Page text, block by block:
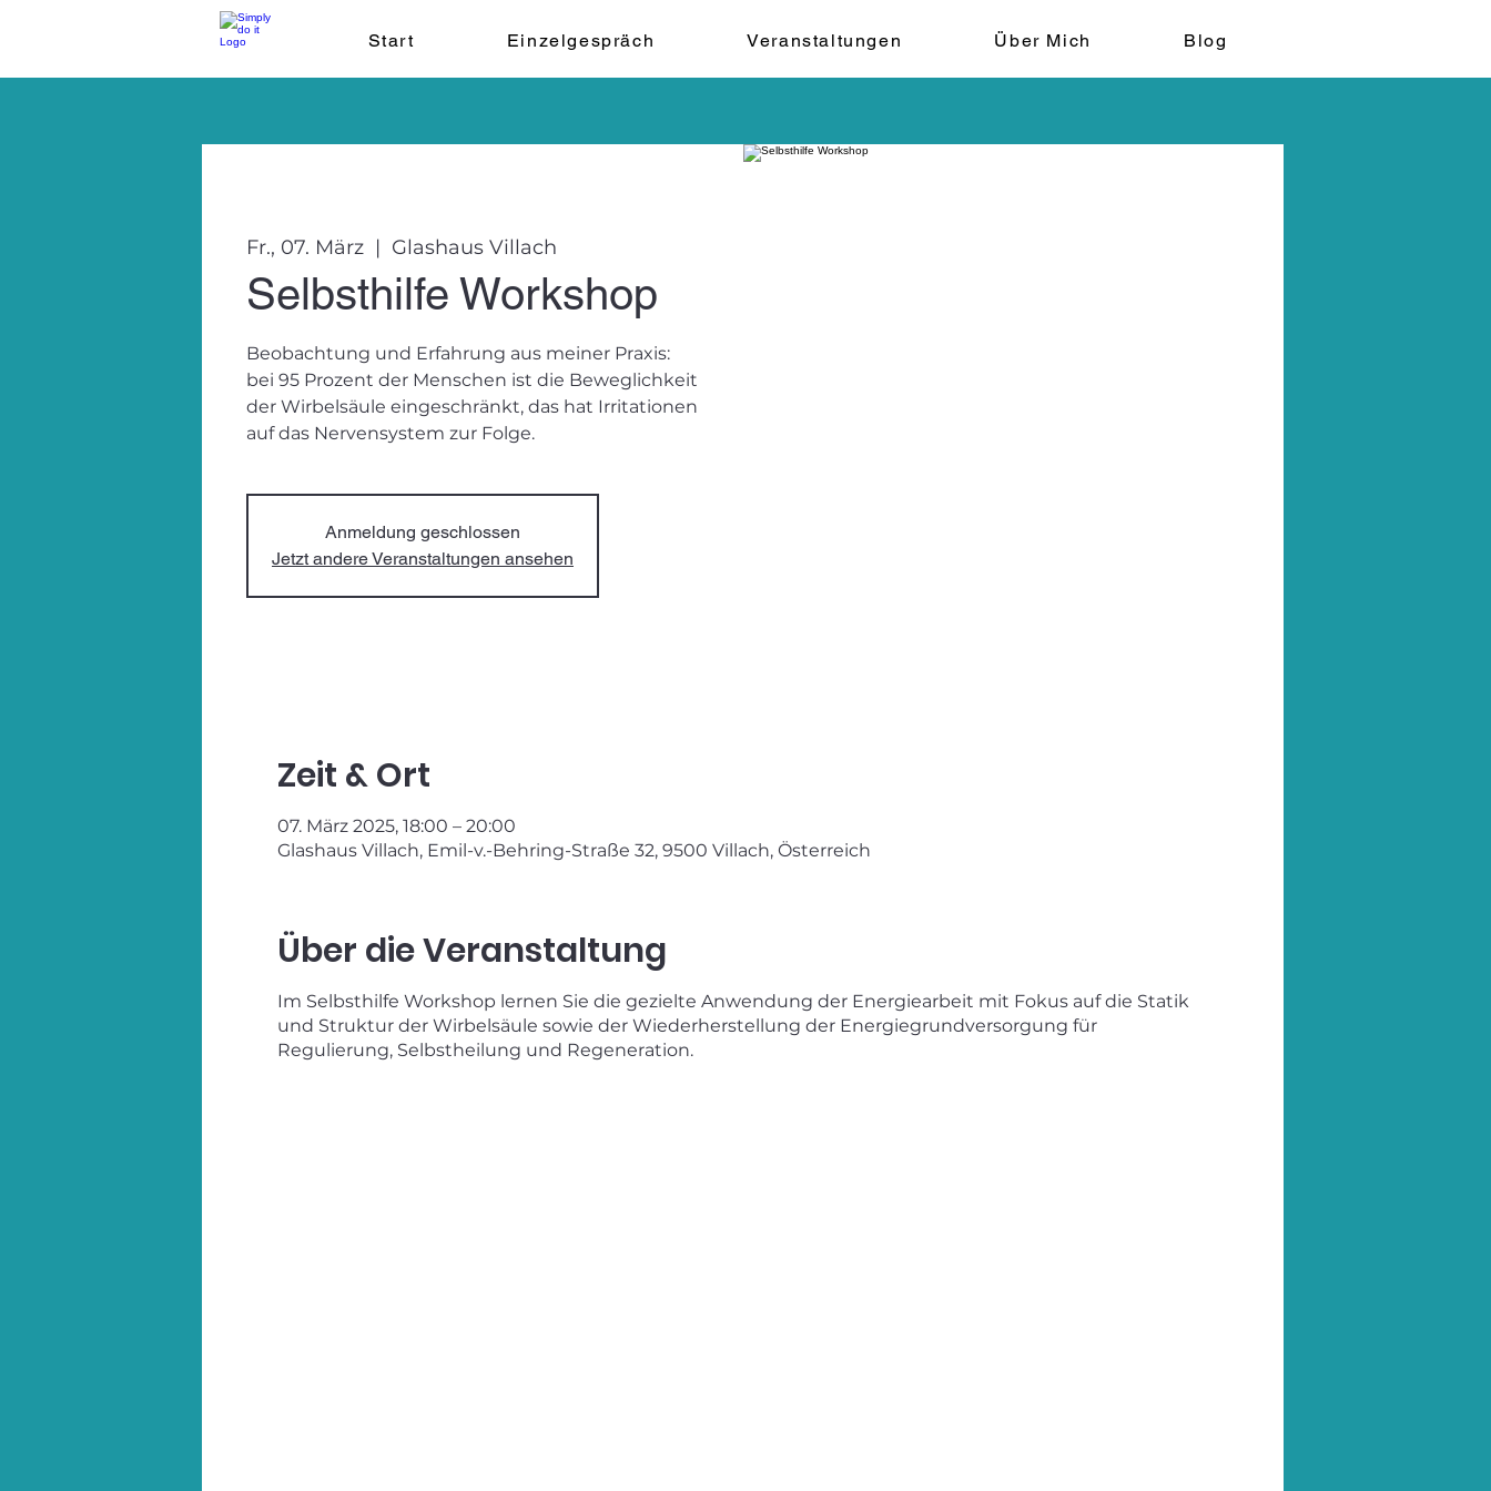
Start Einzelgespräch Veranstaltungen Über Mich Blog
Fr., 07. März
  |
Glashaus Villach
Selbsthilfe Workshop
Beobachtung und Erfahrung aus meiner Praxis:
bei 95 Prozent der Menschen ist die Beweglichkeit
der Wirbelsäule eingeschränkt, das hat Irritationen
auf das Nervensystem zur Folge.
Anmeldung geschlossen
Jetzt andere Veranstaltungen ansehen
Zeit & Ort
07. März 2025, 18:00 – 20:00
Glashaus Villach, Emil-v.-Behring-Straße 32, 9500 Villach, Österreich
Über die Veranstaltung
Im Selbsthilfe Workshop lernen Sie die gezielte Anwendung der Energiearbeit mit Fokus auf die Statik
und Struktur der Wirbelsäule sowie der Wiederherstellung der Energiegrundversorgung für
Regulierung, Selbstheilung und Regeneration.